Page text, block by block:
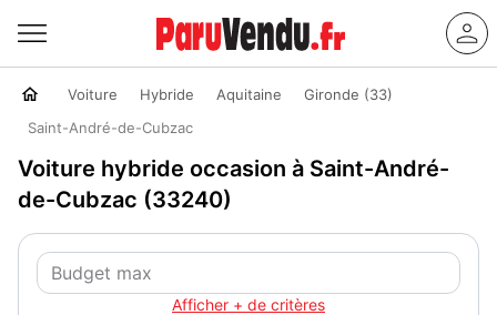
Voiture Hybride Aquitaine
Gironde (33)
Saint-André-de-Cubzac
Voiture hybride occasion à Saint-André-
de-Cubzac (33240)
Afficher + de critères